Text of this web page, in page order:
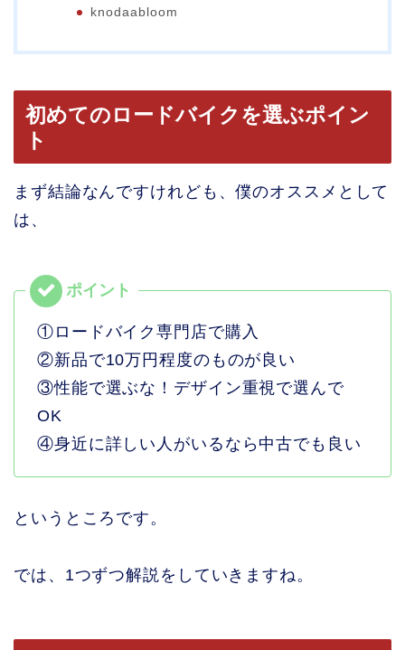
knodaabloom
初めてのロードバイクを選ぶポイン
ト
まず結論なんですけれども、僕のオススメとして
は、
①ロードバイク専門店で購入
②新品で10万円程度のものが良い
③性能で選ぶな！デザイン重視で選んで
OK
④身近に詳しい人がいるなら中古でも良い
というところです。
では、1つずつ解説をしていきますね。